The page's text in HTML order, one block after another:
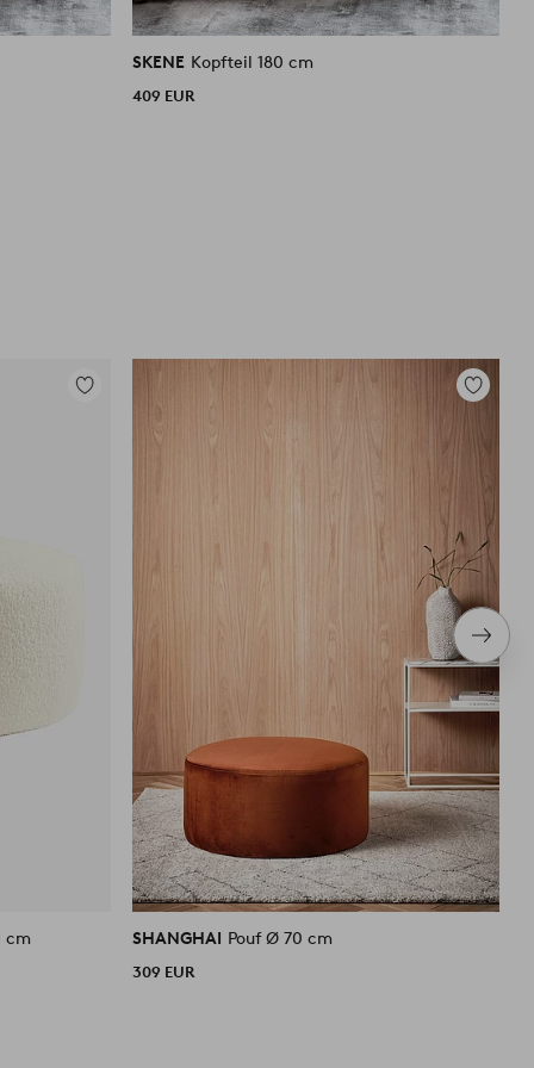
SKENE Kopfteil 180 cm
409 EUR
Zu
cm
Zu
SHANGHAI Pouf Ø 70 cm
309 EUR